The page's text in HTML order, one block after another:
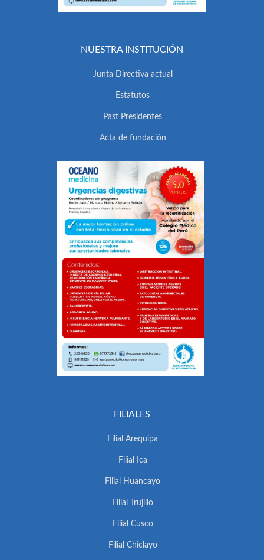
NUESTRA INSTITUCIÓN
Junta Directiva actual
Estatutos
Past Presidentes
Acta de fundación
FILIALES
Filial Arequipa
Filial Ica
Filial Huancayo
Filial Trujillo
Filial Cusco
Filial Chiclayo